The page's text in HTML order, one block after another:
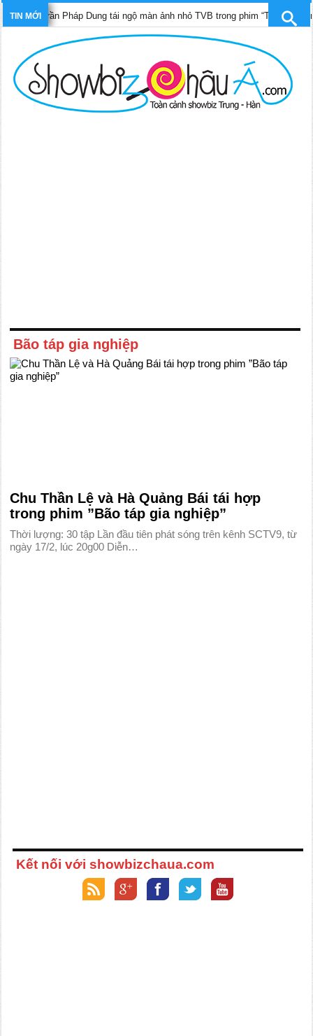
TIN MỚI
Di, Trần Pháp Dung tái ngộ màn ảnh nhỏ TVB trong phim “Trinh sát hình
Bão táp gia nghiệp
Chu Thần Lệ và Hà Quảng Bái tái hợp
trong phim ”Bão táp gia nghiệp”
Thời lượng: 30 tập Lần đầu tiên phát sóng trên kênh SCTV9, từ
ngày 17/2, lúc 20g00 Diễn…
Kết nối với showbizchaua.com